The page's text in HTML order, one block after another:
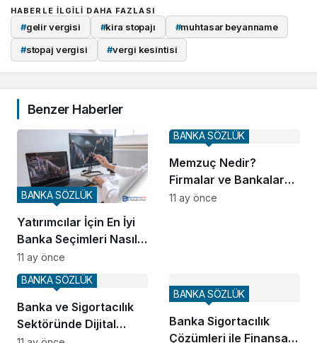
HABERLE ILGILI DAHA FAZLASI
#gelir vergisi #kira stopajı #muhtasar beyanname
#stopaj vergisi #vergi kesintisi
Benzer Haberler
Yatırımcılar İçin En İyi
Banka Seçimleri Nasıl
Yapılır?
BANKA SÖZLÜK
11 ay önce
Memzuç Nedir?
Firmalar ve Bankalar
İçin Kredi Risklerini
BANKA SÖZLÜK
11 ay önce
Banka ve Sigortacılık
Sektöründe Dijital
BANKA SÖZLÜK
Banka Sigortacılık
Çözümleri ile Finansal
BANKA SÖZLÜK